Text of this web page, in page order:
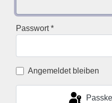
Passwort*
Angemeldet bleiben